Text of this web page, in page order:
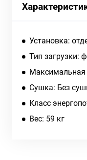
Установка:
Тип загрузки:
Максимальная
Сушка: Без
Класс
Вес: 59 кг